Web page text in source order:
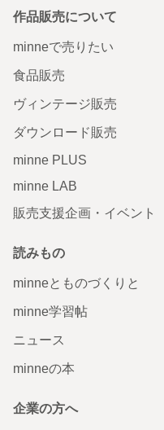
作品販売について
minneで売りたい
食品販売
ヴィンテージ販売
ダウンロード販売
minne PLUS
minne LAB
販売支援企画・イベント
読みもの
minneとものづくりと
minne学習帖
ニュース
minneの本
企業の方へ